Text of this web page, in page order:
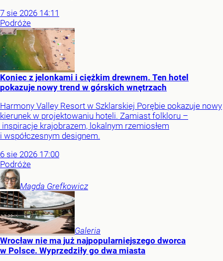
7 sie 2026 14:11
Podróże
Koniec z jelonkami i ciężkim drewnem. Ten hotel
pokazuje nowy trend w górskich wnętrzach
Harmony Valley Resort w Szklarskiej Porębie pokazuje nowy
kierunek w projektowaniu hoteli. Zamiast folkloru –
inspiracje krajobrazem, lokalnym rzemiosłem
i współczesnym designem.
6 sie 2026 17:00
Podróże
Magda Grefkowicz
Galeria
Wrocław nie ma już najpopularniejszego dworca
w Polsce. Wyprzedziły go dwa miasta